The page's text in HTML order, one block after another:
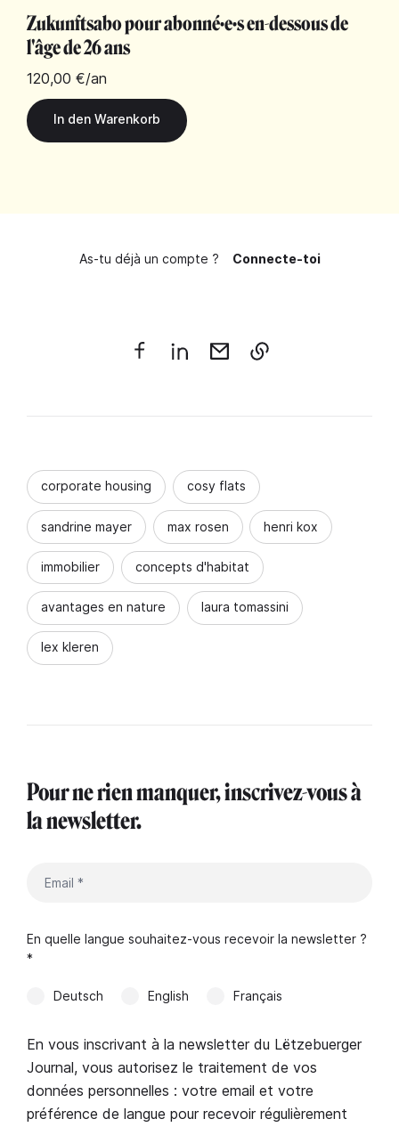
Zukunftsabo pour abonné·e·s en-dessous de
l'âge de 26 ans
120,00 €/an
As-tu déjà un compte ? Connecte-toi
corporate housing cosy flats
sandrine mayer max rosen henri kox
immobilier concepts d'habitat
avantages en nature laura tomassini
lex kleren
Pour ne rien manquer, inscrivez-vous à
la newsletter.
En quelle langue souhaitez-vous recevoir la newsletter ?
*
Deutsch English Français
En vous inscrivant à la newsletter du Lëtzebuerger
Journal, vous autorisez le traitement de vos
données personnelles : votre email et votre
préférence de langue pour recevoir régulièrement